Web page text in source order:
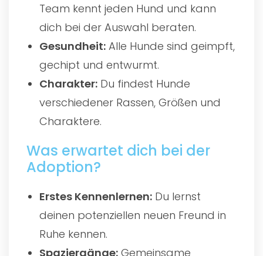
Team kennt jeden Hund und kann
dich bei der Auswahl beraten.
Gesundheit: Alle Hunde sind geimpft,
gechipt und entwurmt.
Charakter: Du findest Hunde
verschiedener Rassen, Größen und
Charaktere.
Was erwartet dich bei der
Adoption?
Erstes Kennenlernen: Du lernst
deinen potenziellen neuen Freund in
Ruhe kennen.
Spaziergänge: Gemeinsame